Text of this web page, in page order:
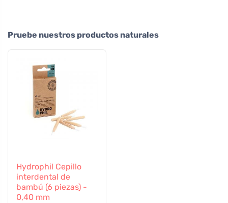
Pruebe nuestros productos naturales
Hydrophil Cepillo
interdental de
bambú (6 piezas) -
0,40 mm